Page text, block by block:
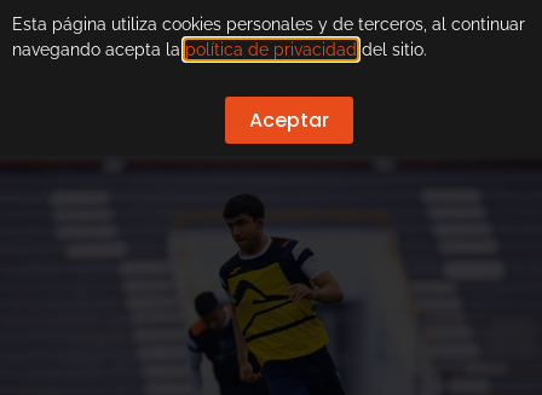
Esta página utiliza cookies personales y de terceros, al continuar
navegando acepta la política de privacidad del sitio.
Aceptar